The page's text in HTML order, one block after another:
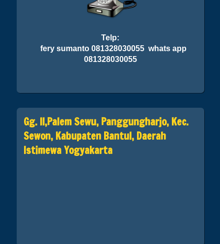
Telp:
fery sumanto 081328030055 whats app
081328030055
Gg. II,Palem Sewu, Panggungharjo, Kec.
Sewon, Kabupaten Bantul, Daerah
Istimewa Yogyakarta